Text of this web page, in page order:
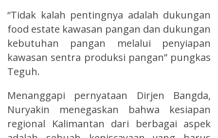
“Tidak kalah pentingnya adalah dukungan
food estate kawasan pangan dan dukungan
kebutuhan pangan melalui penyiapan
kawasan sentra produksi pangan” pungkas
Teguh.
Menanggapi pernyataan Dirjen Bangda,
Nuryakin menegaskan bahwa kesiapan
regional Kalimantan dari berbagai aspek